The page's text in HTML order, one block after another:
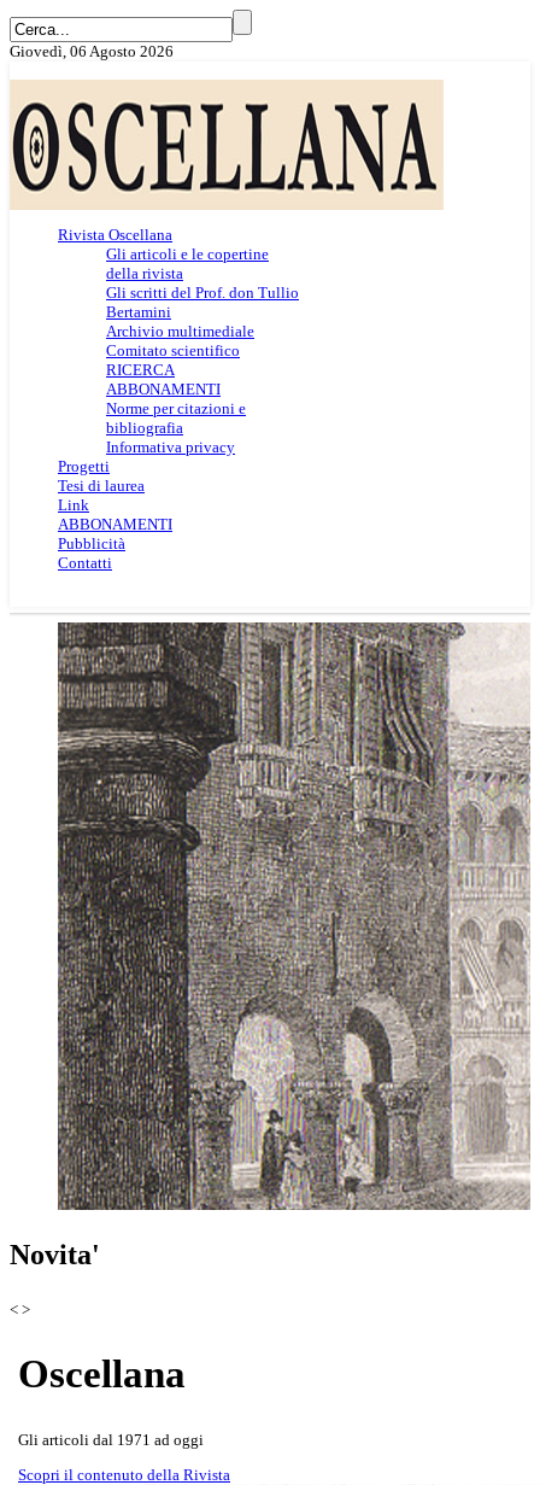
Giovedì, 06 Agosto 2026
Rivista Oscellana
Gli articoli e le copertine
della rivista
Gli scritti del Prof. don Tullio
Bertamini
Archivio multimediale
Comitato scientifico
RICERCA
ABBONAMENTI
Norme per citazioni e
bibliografia
Informativa privacy
Progetti
Tesi di laurea
Link
ABBONAMENTI
Pubblicità
Contatti
Rivista Oscellana
Scoprila attraverso le copertine
della Rivista
Novita'
< >
Oscellana
Gli articoli dal 1971 ad oggi
Scopri il contenuto della Rivista